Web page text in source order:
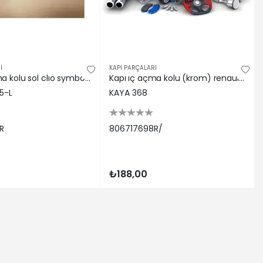
/ -
Kapı iç açma kolu sol clıo symbol joy-sandero 2013 ozar 806717698r
L
KAPI PARÇALARI
Kapı ıç açma kolu (krom) renault clıo symbol 13> Kaya plastık 806717698R/
KAYA 368
806717698R/
₺188,00